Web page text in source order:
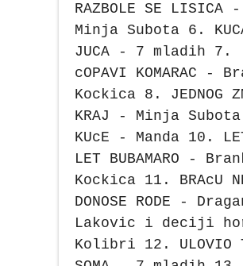
RAZBOLE SE LISICA -
Minja Subota 6.
JUCA - 7 mladih 7.
cOPAVI KOMARAC -
Kockica 8. JEDNOG
KRAJ - Minja
KUcE - Manda 10.
LET BUBAMARO -
Kockica 11. BRAcU
DONOSE RODE -
Lakovic i deciji
Kolibri 12. ULOVIO